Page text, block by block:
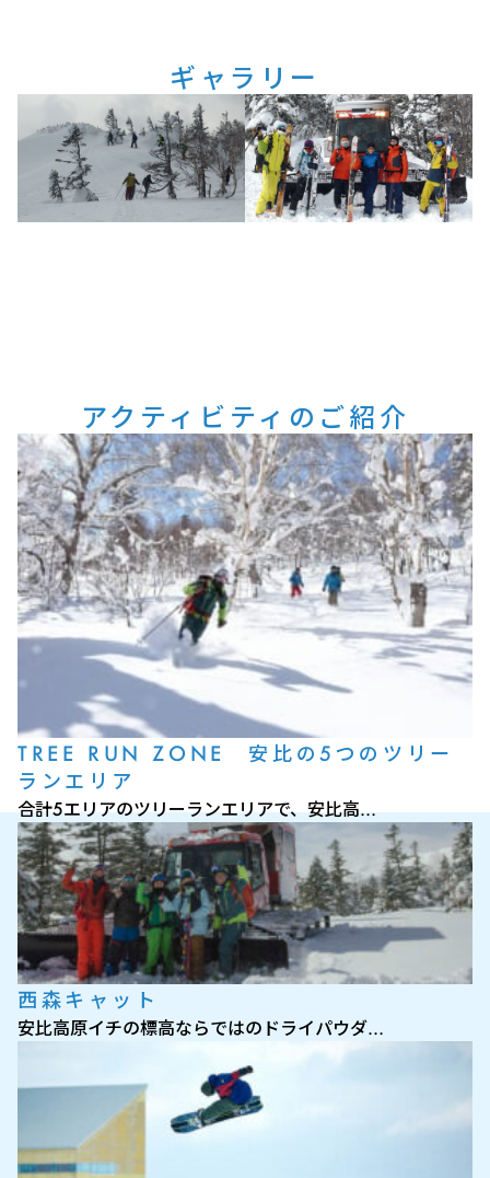
ギャラリー
アクティビティのご紹介
TREE RUN ZONE 安比の5つのツリー
ランエリア
合計5エリアのツリーランエリアで、安比高…
西森キャット
安比高原イチの標高ならではのドライパウダ…